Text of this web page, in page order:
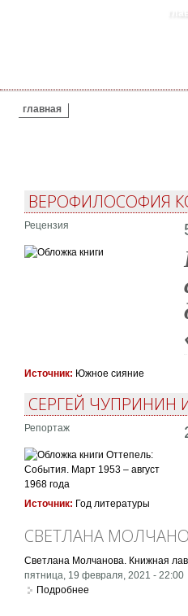
ВЫ ЗДЕСЬ
главная
ВЕРОФИЛОСОФИЯ
Рецензия
Источник: Южное сияние
СЕРГЕЙ ЧУПРИНИН
Репортаж
Источник: Год литературы
СВЕТЛАНА
Светлана Молчанова. Книжная
пятница, 19 февраля, 2021 - 22:00
Подробнее